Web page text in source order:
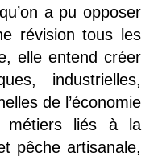
a pu opposer
révision tous les
elle entend créer
industrielles,
de l’économie
métiers liés à la
pêche artisanale,